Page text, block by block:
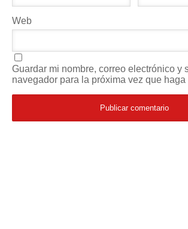
Web
Guardar mi nombre, correo electrónico y
navegador para la próxima vez que haga